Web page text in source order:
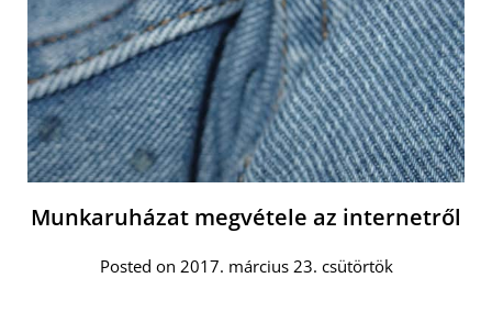
Munkaruházat megvétele az internetről
Posted on 2017. március 23. csütörtök